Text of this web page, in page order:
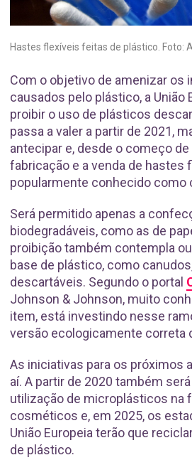
Hastes flexíveis feitas de plástico. Foto:
Com o objetivo de amenizar os
causados pelo plástico, a União
proibir o uso de plásticos
passa a valer a partir de 2021,
antecipar e, desde o começo de
fabricação e a venda de hastes
popularmente conhecido como
Será permitido apenas a
biodegradáveis, como as de
proibição também contempla
base de plástico, como
descartáveis. Segundo o portal
Johnson & Johnson, muito
item, está investindo nesse
versão ecologicamente correta
As iniciativas para os próximos
aí. A partir de 2020 também
utilização de microplásticos na
cosméticos e, em 2025, os
União Europeia terão que
de plástico.